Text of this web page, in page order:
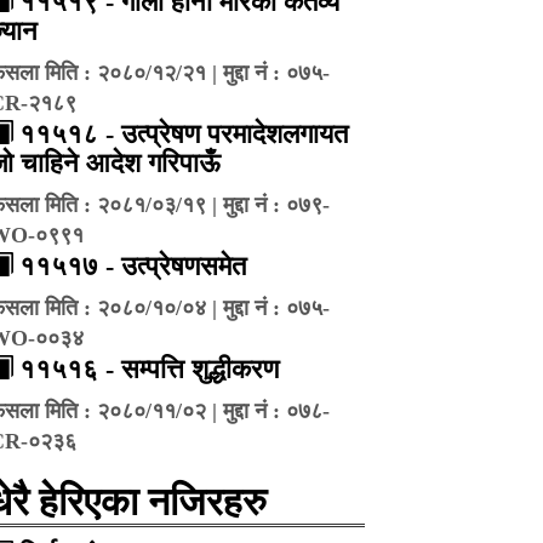
मिति : २०८०/१२/२१ | मुद्दा नं : ०७५-
२१८९
११५१८ - उत्प्रेषण परमादेशलगायत
चाहिने आदेश गरिपाऊँ
मिति : २०८१/०३/१९ | मुद्दा नं : ०७९-
०९९१
११५१७ - उत्प्रेषणसमेत
मिति : २०८०/१०/०४ | मुद्दा नं : ०७५-
००३४
११५१६ - सम्पत्ति शुद्धीकरण
मिति : २०८०/११/०२ | मुद्दा नं : ०७८-
०२३६
हेरिएका नजिरहरु